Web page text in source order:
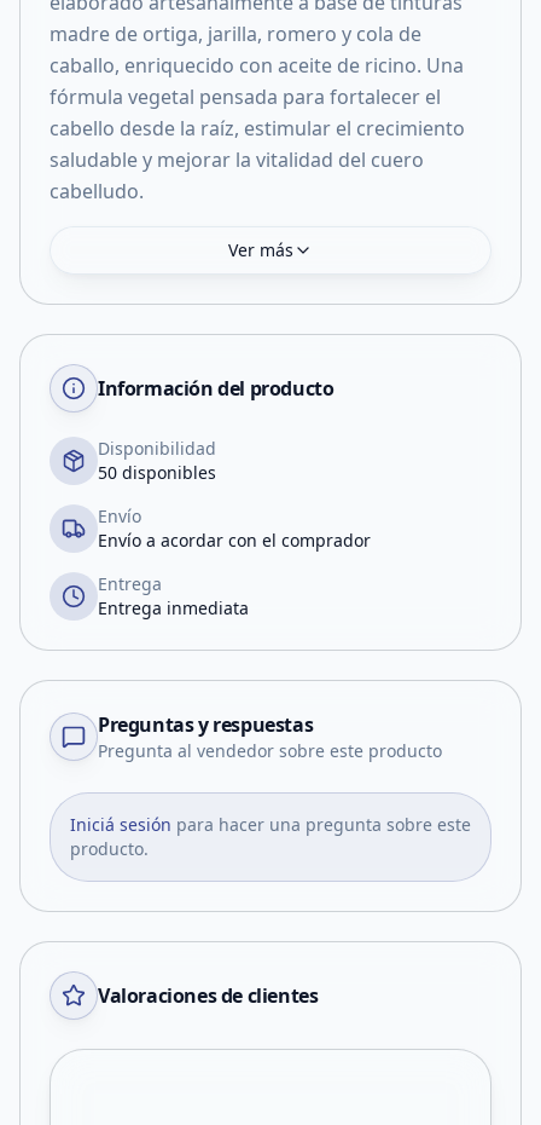
madre de ortiga, jarilla, romero y cola de
caballo, enriquecido con aceite de ricino. Una
fórmula vegetal pensada para fortalecer el
cabello desde la raíz, estimular el crecimiento
saludable y mejorar la vitalidad del cuero
cabelludo.
Ver más
Información del producto
Disponibilidad
50 disponibles
Envío
Envío a acordar con el comprador
Entrega
Entrega inmediata
Preguntas y respuestas
Pregunta al vendedor sobre este producto
Iniciá sesión para hacer una pregunta sobre este
producto.
Valoraciones de clientes